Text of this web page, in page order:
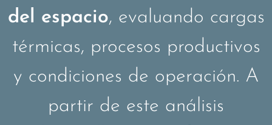
del espacio, evaluando cargas
térmicas, procesos productivos
y condiciones de operación. A
partir de este análisis